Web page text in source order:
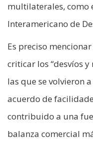
multilaterales, como
Interamericano de
Es preciso
criticar los “desvíos
las que se volvieron
acuerdo de
contribuido a una
balanza comercial